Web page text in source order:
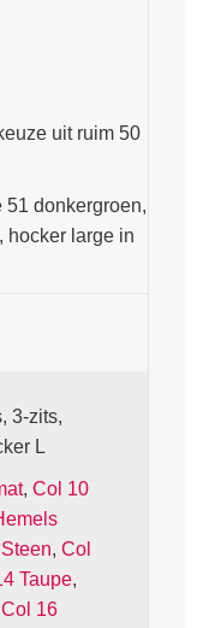
uit ruim 50
51 donkergroen,
hocker large in
3-zits,
L
, Col 10
, Col
Taupe,
Col 16